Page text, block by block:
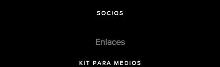
SOCIOS
Enlaces
KIT PARA MEDIOS